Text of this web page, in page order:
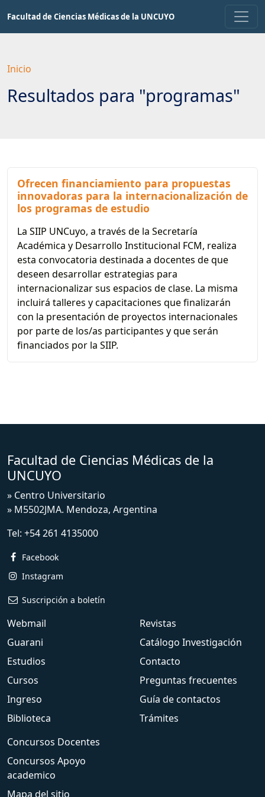
contenido
Facultad de Ciencias Médicas de la UNCUYO
Inicio
Resultados para "programas"
Ofrecen financiamiento para propuestas
innovadoras para la internacionalización de
los programas de estudio
La SIIP UNCuyo, a través de la Secretaría
Académica y Desarrollo Institucional FCM, realiza
esta convocatoria destinada a docentes de que
deseen desarrollar estrategias para
internacionalizar sus espacios de clase. La misma
incluirá talleres y capacitaciones que finalizarán
con la presentación de proyectos internacionales
por parte de los/as participantes y que serán
financiados por la SIIP.
Facultad de Ciencias Médicas de la
UNCUYO
» Centro Universitario
» M5502JMA. Mendoza, Argentina
Tel: +54 261 4135000
Facebook
Instagram
Suscripción a boletín
Webmail
Guarani
Estudios
Cursos
Ingreso
Biblioteca
Revistas
Catálogo Investigación
Contacto
Preguntas frecuentes
Guía de contactos
Trámites
Concursos Docentes
Concursos Apoyo
academico
Mapa del sitio